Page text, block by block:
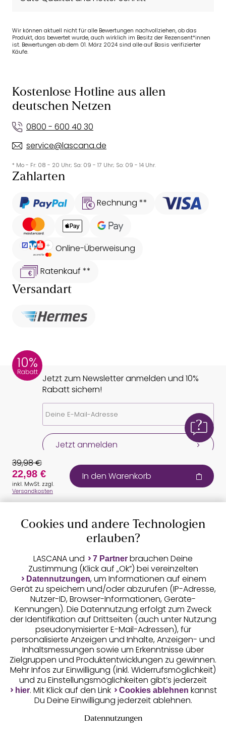
Wir können aktuell nicht für alle Bewertungen nachvollziehen, ob das
Produkt, das bewertet wurde, auch wirklich im Besitz der Rezensent*innen
ist. Bewertungen ab dem 01. März 2024 sind alle auf Basis verifizierter
Käufe.
Kostenlose Hotline aus allen
deutschen Netzen
0800 - 600 40 30
service@lascana.de
* Mo - Fr: 08 - 20 Uhr; Sa: 09 - 17 Uhr; So: 09 - 14 Uhr.
Zahlarten
Rechnung **
Online-Überweisung
Ratenkauf **
Versandart
10%
Rabatt
Jetzt zum Newsletter anmelden und 10%
Rabatt sichern!
Jetzt anmelden
Auszeichnungen
Geprüfte Sicherheit
Unsere Apps
39,98 €
22,98 €
inkl. MwSt. zzgl.
Versandkosten
In den Warenkorb
Cookies und andere Technologien
erlauben?
LASCANA und 7 Partner brauchen Deine
Zustimmung (Klick auf „Ok”) bei vereinzelten
Datennutzungen, um Informationen auf einem
Gerät zu speichern und/oder abzurufen (IP-Adresse,
Nutzer-ID, Browser-Informationen, Geräte-
Kennungen). Die Datennutzung erfolgt zum Zweck
der Identifikation auf Drittseiten (auch unter Nutzung
pseudonymisierter E-Mail-Adressen), für
personalisierte Anzeigen und Inhalte, Anzeigen- und
Inhaltsmessungen sowie um Erkenntnisse über
Zielgruppen und Produktentwicklungen zu gewinnen.
Mehr Infos zur Einwilligung (inkl. Widerrufsmöglichkeit)
und zu Einstellungsmöglichkeiten gibt’s jederzeit
hier. Mit Klick auf den Link Cookies ablehnen kannst
Du Deine Einwilligung jederzeit ablehnen.
Datennutzungen